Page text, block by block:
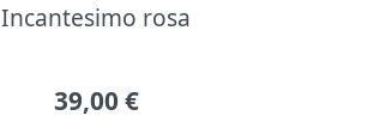
Incantesimo rosa
39,00 €